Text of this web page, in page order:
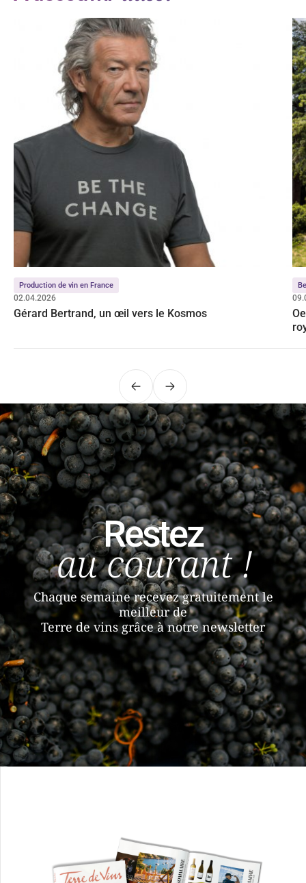
Production de vin en France
02.04.2026
Gérard Bertrand, un œil vers le Kosmos
PrécédentSuivant
Restez
au courant !
Chaque semaine recevez gratuitement le
meilleur de
Terre de vins grâce à notre newsletter